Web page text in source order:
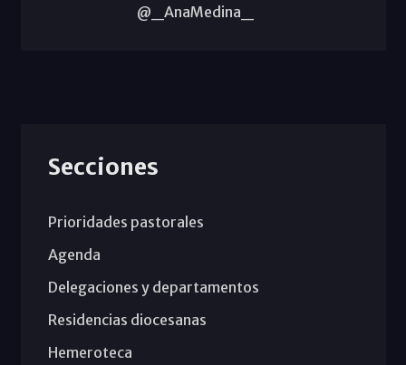
@_AnaMedina_
Secciones
Prioridades pastorales
Agenda
Delegaciones y departamentos
Residencias diocesanas
Hemeroteca